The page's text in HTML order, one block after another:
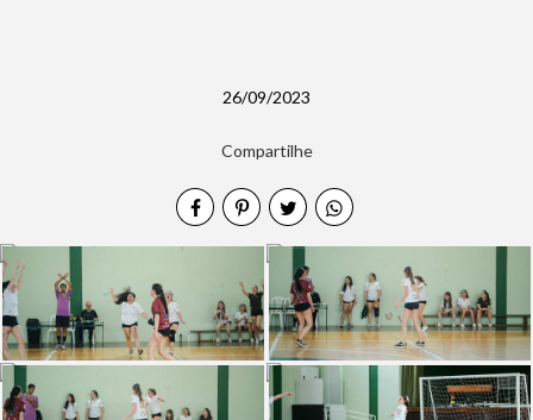
26/09/2023
Compartilhe